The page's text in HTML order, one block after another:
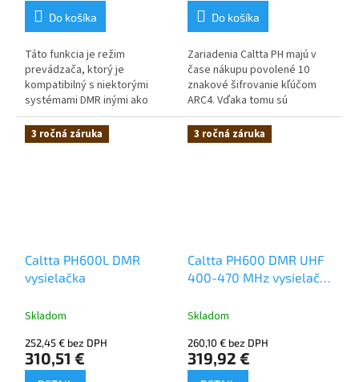
Do košíka
Táto funkcia je režim
prevádzača, ktorý je
kompatibilný s niektorými
systémami DMR inými ako
Caltta. V režime DMR možno
túto funkciu povoliť v
zariadeniach Caltta 2.
Do košíka
Zariadenia Caltta PH majú v
čase nákupu povolené 10
znakové šifrovanie kľúčom
ARC4. Vďaka tomu sú
kompatibilné s podobnými
rádiostanicami Motorola a
Hytera s podporou ARC4
PH600, PH660, PH690,
PH910Ex, PH990Ex, PM790
3 ročná záruka
Caltta PH600L DMR
vysielačka
Skladom
252,45 € bez DPH
310,51 €
3 ročná záruka
Caltta PH600 DMR UHF
400-470 MHz vysielačka
Skladom
260,10 € bez DPH
319,92 €